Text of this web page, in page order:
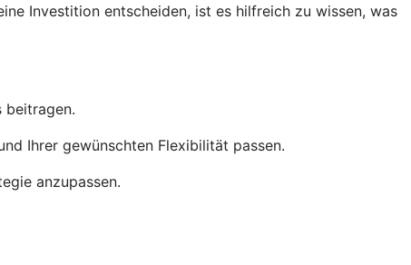
Investition entscheiden, ist es hilfreich zu wissen, was
beitragen.
Ihrer gewünschten Flexibilität passen.
anzupassen.